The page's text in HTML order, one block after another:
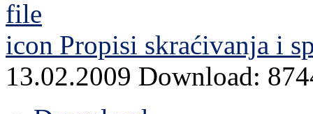
Propisi skraćivanja i
13.02.2009 Download: